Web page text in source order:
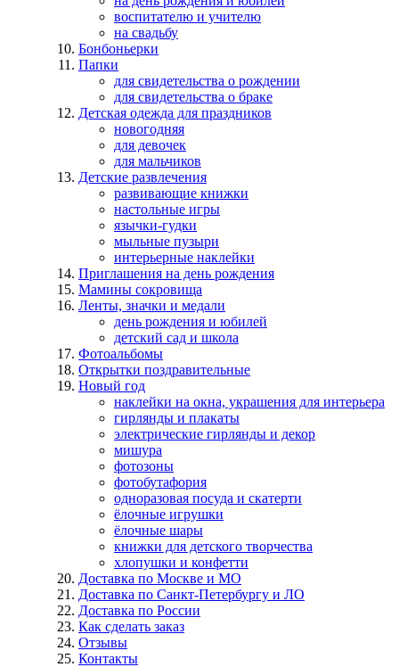
воспитателю и учителю
на свадьбу
Бонбоньерки
Папки
для свидетельства о рождении
для свидетельства о браке
Детская одежда для праздников
новогодняя
для девочек
для мальчиков
Детские развлечения
развивающие книжки
настольные игры
язычки-гудки
мыльные пузыри
интерьерные наклейки
Приглашения на день рождения
Мамины сокровища
Ленты, значки и медали
день рождения и юбилей
детский сад и школа
Фотоальбомы
Открытки поздравительные
Новый год
наклейки на окна, украшения для интерьера
гирлянды и плакаты
электрические гирлянды и декор
мишура
фотозоны
фотобутафория
одноразовая посуда и скатерти
ёлочные игрушки
ёлочные шары
книжки для детского творчества
хлопушки и конфетти
Доставка по Москве и МО
Доставка по Санкт-Петербургу и ЛО
Доставка по России
Как сделать заказ
Отзывы
Контакты